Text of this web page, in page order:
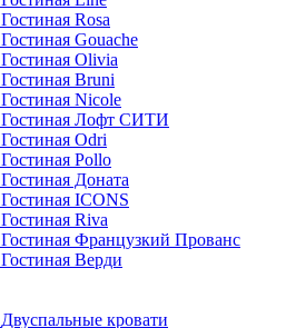
Гостиная Rosa
Гостиная Gouache
Гостиная Olivia
Гостиная Bruni
Гостиная Nicole
Гостиная Лофт СИТИ
Гостиная Odri
Гостиная Pollo
Гостиная Доната
Гостиная ICONS
Гостиная Riva
Гостиная Французкий Прованс
Гостиная Верди
Двуспальные кровати